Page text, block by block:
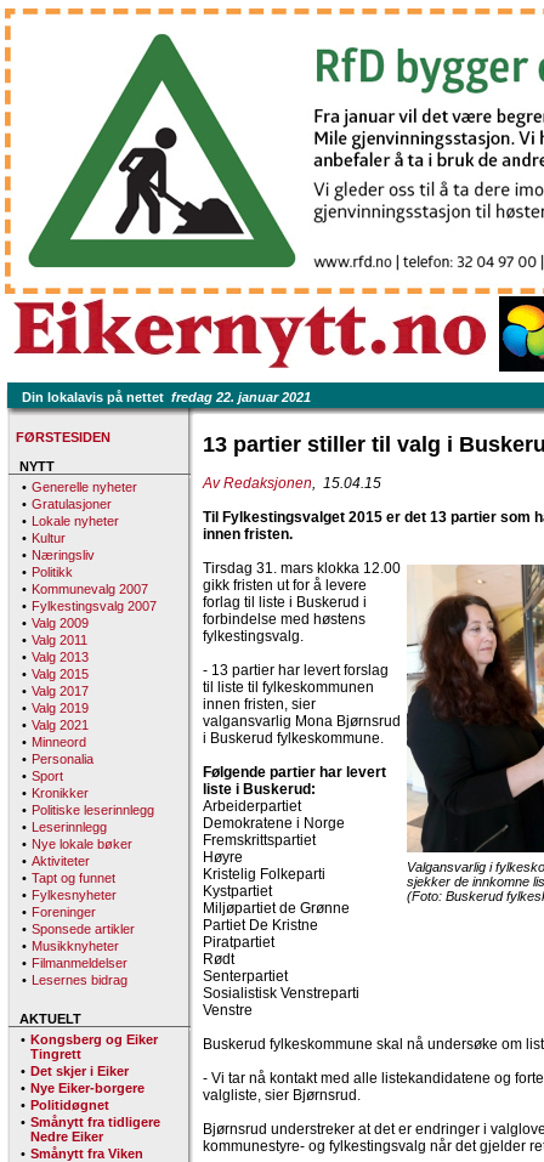
Din lokalavis på nettet fredag 22. januar 2021
FØRSTESIDEN
NYTT
• Generelle nyheter
• Gratulasjoner
• Lokale nyheter
• Kultur
• Næringsliv
• Politikk
• Kommunevalg 2007
• Fylkestingsvalg 2007
• Valg 2009
• Valg 2011
• Valg 2013
• Valg 2015
• Valg 2017
• Valg 2019
• Valg 2021
• Minneord
• Personalia
• Sport
• Kronikker
• Politiske leserinnlegg
• Leserinnlegg
• Nye lokale bøker
• Aktiviteter
• Tapt og funnet
• Fylkesnyheter
• Foreninger
• Sponsede artikler
• Musikknyheter
• Filmanmeldelser
• Lesernes bidrag
AKTUELT
• Kongsberg og Eiker
Tingrett
• Det skjer i Eiker
• Nye Eiker-borgere
• Politidøgnet
• Smånytt fra tidligere
Nedre Eiker
• Smånytt fra Viken
13 partier stiller til valg i
Av Redaksjonen, 15.04.15
Til Fylkestingsvalget 2015 er det 13 partier som
innen fristen.
Valgansvarlig i
sjekker de innkomne
(Foto: Buskerud
Tirsdag 31. mars klokka 12.00
gikk fristen ut for å levere
forlag til liste i Buskerud i
forbindelse med høstens
fylkestingsvalg.
- 13 partier har levert forslag
til liste til fylkeskommunen
innen fristen, sier
valgansvarlig Mona Bjørnsrud
i Buskerud fylkeskommune.
Følgende partier har levert
liste i Buskerud:
Arbeiderpartiet
Demokratene i Norge
Fremskrittspartiet
Høyre
Kristelig Folkeparti
Kystpartiet
Miljøpartiet de Grønne
Partiet De Kristne
Piratpartiet
Rødt
Senterpartiet
Sosialistisk Venstreparti
Venstre
Buskerud fylkeskommune skal nå undersøke om
- Vi tar nå kontakt med alle listekandidatene og
valgliste, sier Bjørnsrud.
Bjørnsrud understreker at det er endringer i
kommunestyre- og fylkestingsvalg når det gjelder